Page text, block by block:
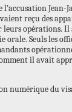
Jean-
reçu des
opérations. Il
Seuls les
il avait
numérique du